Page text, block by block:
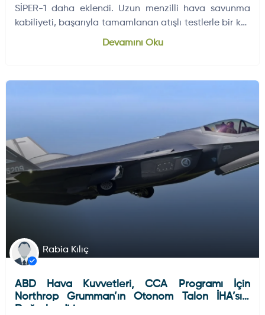
SİPER-1 daha eklendi. Uzun menzilli hava savunma
kabiliyeti, başarıyla tamamlanan atışlı testlerle bir kez
Devamını Oku
Rabia Kılıç
ABD Hava Kuvvetleri, CCA Programı İçin
Northrop Grumman’ın Otonom Talon İHA’sını
Değerlendiriyor